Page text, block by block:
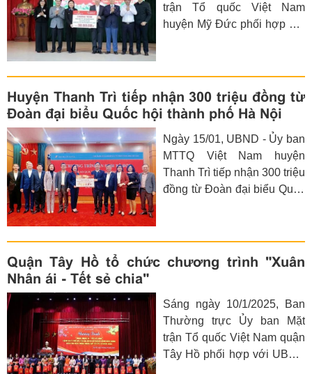
trận Tổ quốc Việt Nam
huyện Mỹ Đức phối hợp với
nhánh Hà Tây tổ chức
chương trình trao tặng quà
Tết cho các hộ cận nghèo,
hộ có hoàn cảnh đặc biệt
khó khăn trên địa bàn huyện
nhân dịp Tết Nguyên đán Ất
Tỵ 2025.
Huyện Thanh Trì tiếp nhận 300 triệu đồng từ
Đoàn đại biểu Quốc hội thành phố Hà Nội
Ngày 15/01, UBND - Ủy ban
MTTQ Việt Nam huyện
Thanh Trì tiếp nhận 300 triệu
đồng từ Đoàn đại biểu Quốc
hàng Agribank Thanh Trì.
Quận Tây Hồ tổ chức chương trình "Xuân
Nhân ái - Tết sẻ chia"
Sáng ngày 10/1/2025, Ban
Thường trực Ủy ban Mặt
trận Tổ quốc Việt Nam quận
Tây Hồ phối hợp với UBND